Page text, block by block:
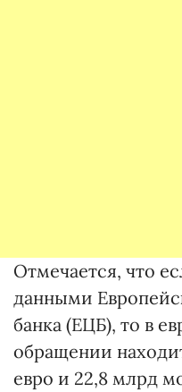
Отмечается, что
данными
банка (ЕЦБ), то в
обращении
евро и 22,8 млрд